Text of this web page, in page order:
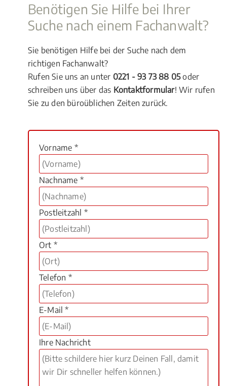
Benötigen Sie Hilfe bei Ihrer
Suche nach einem Fachanwalt?
Sie benötigen Hilfe bei der Suche nach dem
richtigen Fachanwalt?
Rufen Sie uns an unter 0221 - 93 73 88 05oder
schreiben uns über das Kontaktformular! Wir rufen
Sie zu den büroüblichen Zeiten zurück.
Vorname *
Nachname *
Postleitzahl *
Ort *
Telefon *
E-Mail *
Ihre Nachricht